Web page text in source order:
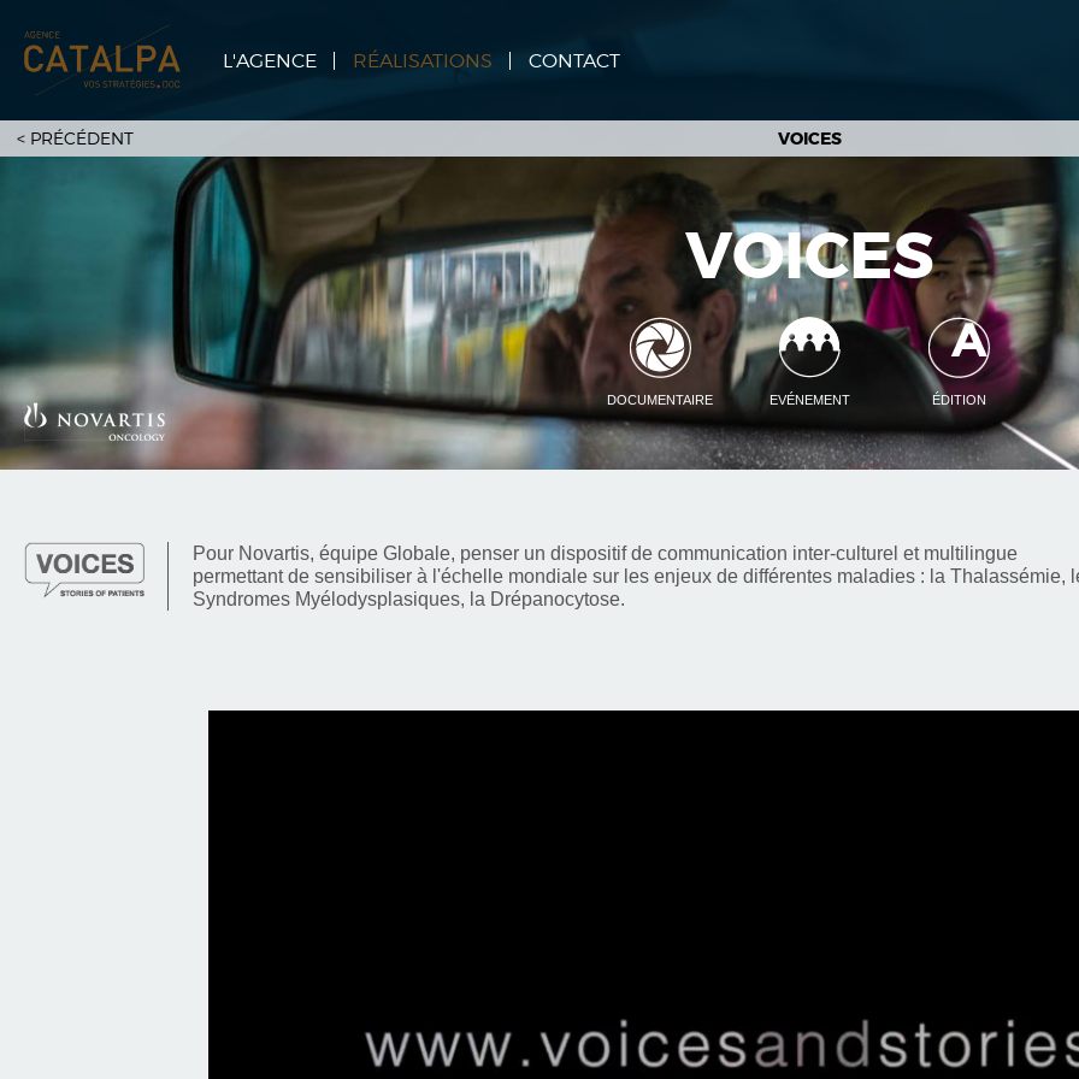
L'AGENCE RÉALISATIONS CONTACT
VOICES
< PRÉCÉDENT
VOICES
DOCUMENTAIRE EVÉNEMENT ÉDITION
Pour Novartis, équipe Globale, penser un dispositif de communication inter-culturel et multilingue
permettant de sensibiliser à l'échelle mondiale sur les enjeux de différentes maladies : la Thalassémie,
Syndromes Myélodysplasiques, la Drépanocytose.